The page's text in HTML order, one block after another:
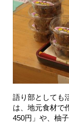
語り部としても
は、地元食材で
450円」や、柚